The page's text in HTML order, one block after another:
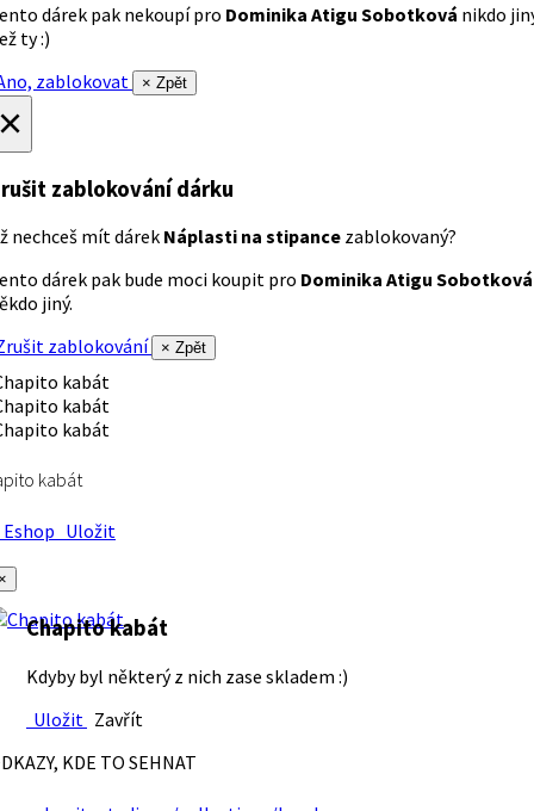
dárek pak nekoupí pro Dominika Atigu Sobotková nikdo
ty :)
zablokovat
× Zpět
zablokování dárku
nechceš mít dárek Náplasti na stipance zablokovaný?
dárek pak bude moci koupit pro Dominika Atigu Sobotková
jiný.
zablokování
× Zpět
kabát
Uložit
Chapito kabát
Kdyby byl některý z nich zase skladem :)
Uložit Zavřít
KDE TO SEHNAT